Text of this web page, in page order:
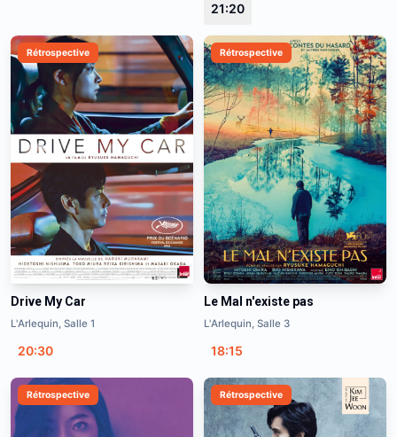
21:20
Rétrospective
Drive My Car
L'Arlequin, Salle 1
20:30
Rétrospective
Le Mal n'existe pas
L'Arlequin, Salle 3
18:15
Rétrospective Rétrospective